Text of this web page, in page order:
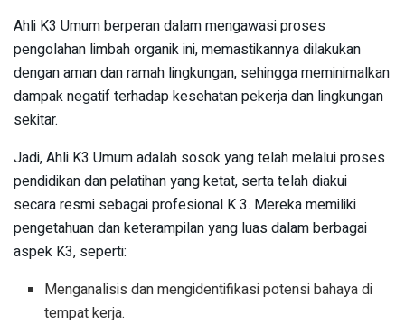
Ahli K3 Umum berperan dalam mengawasi proses
pengolahan limbah organik ini, memastikannya dilakukan
dengan aman dan ramah lingkungan, sehingga meminimalkan
dampak negatif terhadap kesehatan pekerja dan lingkungan
sekitar.
Jadi, Ahli K3 Umum adalah sosok yang telah melalui proses
pendidikan dan pelatihan yang ketat, serta telah diakui
secara resmi sebagai profesional K 3. Mereka memiliki
pengetahuan dan keterampilan yang luas dalam berbagai
aspek K3, seperti:
Menganalisis dan mengidentifikasi potensi bahaya di
tempat kerja.